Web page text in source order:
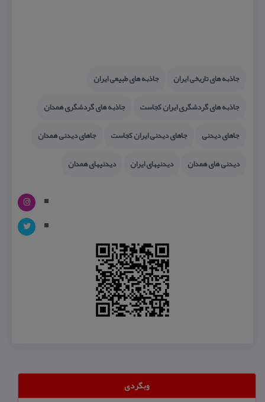
جاذبه های تاریخی ایران
جاذبه های طبیعی ایران
جاذبه های گردشگری ایران كجاست
جاذبه های گردشگری همدان
جاهای دیدنی
جاهای دیدنی ایران كجاست
جاهای دیدنی همدان
دیدنی های همدان
دیدنیهای ایران دیدنیهای همدان
وبگردی